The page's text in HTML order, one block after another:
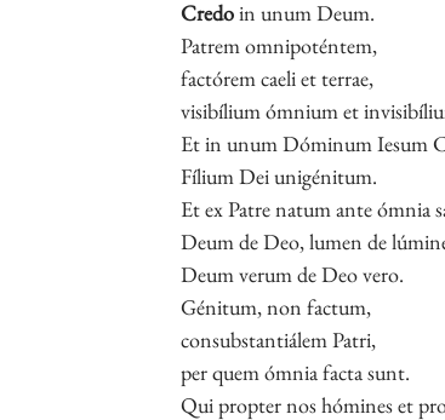
Credoin unum Deum.
Patrem omnipoténtem,
factórem caeli et terrae,
visibílium ómnium et
Et in unum Dóminum Iesum
Fílium Dei unigénitum.
Et ex Patre natum ante ómnia
Deum de Deo, lumen de
Deum verum de Deo vero.
Génitum, non factum,
consubstantiálem Patri,
per quem ómnia facta sunt.
Qui propter nos hómines et